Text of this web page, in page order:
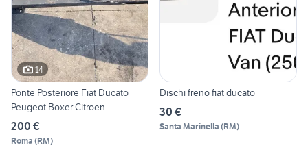
14
Ponte Posteriore Fiat Ducato
Peugeot Boxer Citroen
200 €
Roma (RM)
Dischi freno fiat ducato
30 €
Santa Marinella (RM)